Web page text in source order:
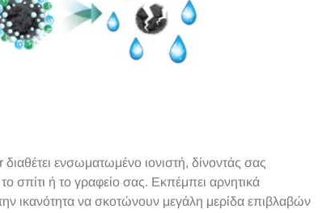
ενσωματωμένο ιονιστή, δίνοντάς σας
σπίτι ή το γραφείο σας. Εκπέμπει αρνητικά
ικανότητα να σκοτώνουν μεγάλη μερίδα επιβλαβών